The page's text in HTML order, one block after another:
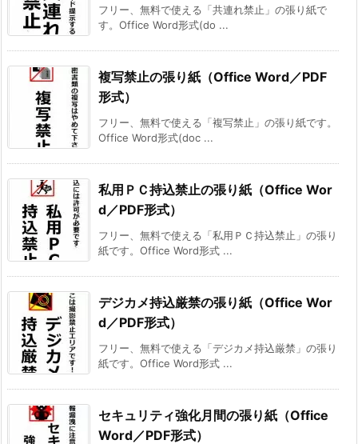
フリー、無料で使える「共連れ禁止」の張り紙で
す。Office Word形式(do ...
複写禁止の張り紙（Office Word／PDF
形式）
フリー、無料で使える「複写禁止」の張り紙です。
Office Word形式(doc ...
私用ＰＣ持込禁止の張り紙（Office Wor
d／PDF形式）
フリー、無料で使える「私用ＰＣ持込禁止」の張り
紙です。Office Word形式 ...
デジカメ持込厳禁の張り紙（Office Wor
d／PDF形式）
フリー、無料で使える「デジカメ持込厳禁」の張り
紙です。Office Word形式 ...
セキュリティ強化月間の張り紙（Office
Word／PDF形式）